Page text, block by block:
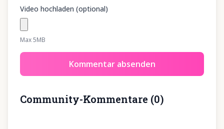
Video hochladen (optional)
Max 5MB
Kommentar absenden
Community-Kommentare (0)